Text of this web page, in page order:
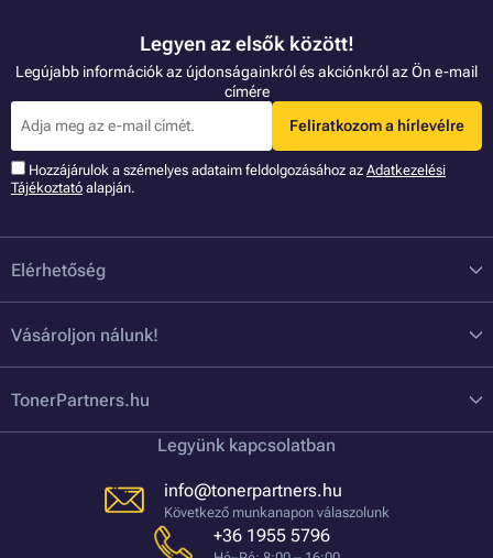
Legyen az elsők között!
Legújabb információk az újdonságainkról és akciónkról az Ön e-mail
címére
Feliratkozom a hírlevélre
Hozzájárulok a szémelyes adataim feldolgozásához az Adatkezelési
Tájékoztató alapján.
Elérhetőség
Vásároljon nálunk!
TonerPartners.hu
Legyünk kapcsolatban
info@tonerpartners.hu
Következő munkanapon válaszolunk
+36 1955 5796